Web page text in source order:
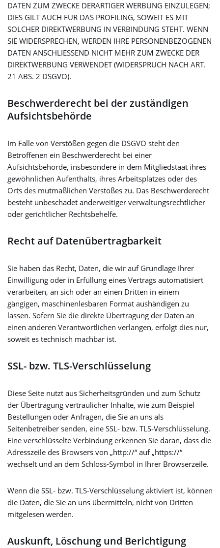
DATEN ZUM ZWECKE DERARTIGER WERBUNG EINZULEGEN;
DIES GILT AUCH FÜR DAS PROFILING, SOWEIT ES MIT
SOLCHER DIREKTWERBUNG IN VERBINDUNG STEHT. WENN
SIE WIDERSPRECHEN, WERDEN IHRE PERSONENBEZOGENEN
DATEN ANSCHLIESSEND NICHT MEHR ZUM ZWECKE DER
DIREKTWERBUNG VERWENDET (WIDERSPRUCH NACH ART.
21 ABS. 2 DSGVO).
Beschwerde­recht bei der zuständigen
Aufsichts­behörde
Im Falle von Verstößen gegen die DSGVO steht den
Betroffenen ein Beschwerderecht bei einer
Aufsichtsbehörde, insbesondere in dem Mitgliedstaat ihres
gewöhnlichen Aufenthalts, ihres Arbeitsplatzes oder des
Orts des mutmaßlichen Verstoßes zu. Das Beschwerderecht
besteht unbeschadet anderweitiger verwaltungsrechtlicher
oder gerichtlicher Rechtsbehelfe.
Recht auf Daten­übertrag­barkeit
Sie haben das Recht, Daten, die wir auf Grundlage Ihrer
Einwilligung oder in Erfüllung eines Vertrags automatisiert
verarbeiten, an sich oder an einen Dritten in einem
gängigen, maschinenlesbaren Format aushändigen zu
lassen. Sofern Sie die direkte Übertragung der Daten an
einen anderen Verantwortlichen verlangen, erfolgt dies nur,
soweit es technisch machbar ist.
SSL- bzw. TLS-Verschlüsselung
Diese Seite nutzt aus Sicherheitsgründen und zum Schutz
der Übertragung vertraulicher Inhalte, wie zum Beispiel
Bestellungen oder Anfragen, die Sie an uns als
Seitenbetreiber senden, eine SSL- bzw. TLS-Verschlüsselung.
Eine verschlüsselte Verbindung erkennen Sie daran, dass die
Adresszeile des Browsers von „http://“ auf „https://“
wechselt und an dem Schloss-Symbol in Ihrer Browserzeile.
Wenn die SSL- bzw. TLS-Verschlüsselung aktiviert ist, können
die Daten, die Sie an uns übermitteln, nicht von Dritten
mitgelesen werden.
Auskunft, Löschung und Berichtigung